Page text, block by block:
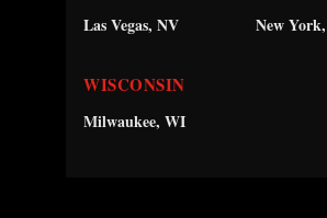
Las Vegas, NV New
WISCONSIN
Milwaukee, WI